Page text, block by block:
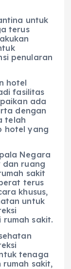
untuk
terus
penularan
hotel
fasilitas
ada
dengan
telah
hotel yang
Negara
dan ruang
sakit
terus
khusus,
untuk
rumah sakit.
tenaga
rumah sakit,